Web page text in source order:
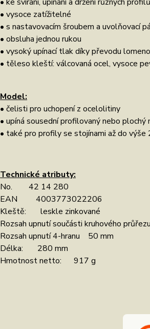
• vysoce zatížitelné
• s nastavovacím šroubem a uvolňovací
• obsluha jednou rukou
• vysoký upínací tlak díky převodu
• těleso kleští: válcovaná ocel, vysoce
Model:
• čelisti pro uchopení z ocelolitiny
• upíná sousední profilovaný nebo
• také pro profily se stojínami až do výše
Technické atributy:
No. 42 14 280
EAN 4003773022206
Kleště: leskle zinkované
Rozsah upnutí součásti kruhového
Rozsah upnutí 4-hranu 50 mm
Délka: 280 mm
Hmotnost netto: 917 g